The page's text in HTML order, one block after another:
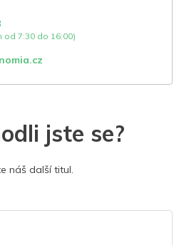
od 7:30 do 16:00)
jste se?
náš další titul.